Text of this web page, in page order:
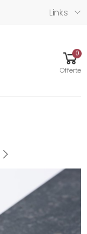
Links
0
Offerte